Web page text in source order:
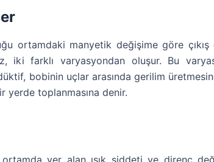
ortamdaki manyetik değişime göre çıkış
iki farklı varyasyondan oluşur. Bu
bobinin uçlar arasında gerilim
yerde toplanmasına denir.